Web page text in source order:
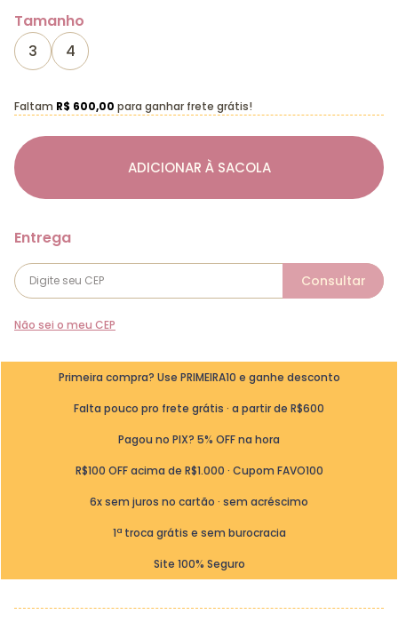
Tamanho
3
4
ADICIONAR À SACOLA
Faltam R$ 600,00 para ganhar frete grátis!
Não sei o meu CEP
Primeira compra? Use PRIMEIRA10 e ganhe desconto
Falta pouco pro frete grátis · a partir de R$600
Pagou no PIX? 5% OFF na hora
R$100 OFF acima de R$1.000 · Cupom FAVO100
6x sem juros no cartão · sem acréscimo
1ª troca grátis e sem burocracia
Site 100% Seguro